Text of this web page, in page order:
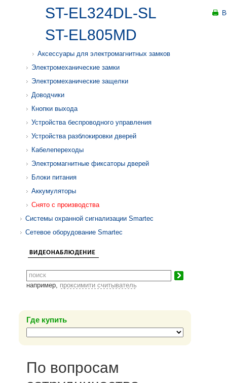
ST-EL324DL-SL
ST-EL805MD
Аксессуары для электромагнитных замков
Электромеханические замки
Электромеханические защелки
Доводчики
Кнопки выхода
Устройства беспроводного управления
Устройства разблокировки дверей
Кабелепереходы
Электромагнитные фиксаторы дверей
Блоки питания
Аккумуляторы
Снято с производства
Системы охранной сигнализации Smartec
Сетевое оборудование Smartec
например, проксимити считыватель
Где купить
По вопросам